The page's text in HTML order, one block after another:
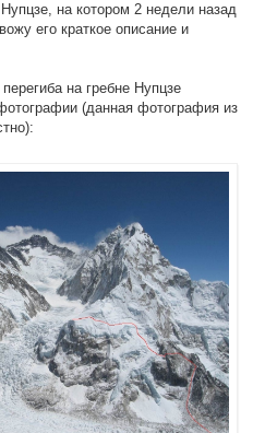
на котором 2 недели назад
его краткое описание и
на гребне Нупцзе
(данная фотография из